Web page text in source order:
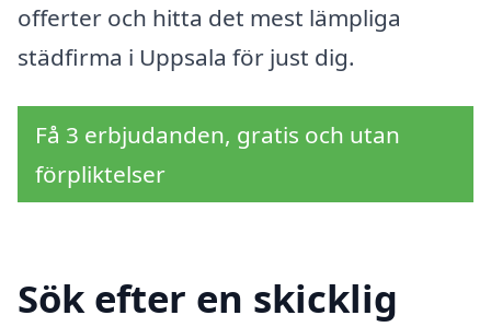
offerter och hitta det mest lämpliga
städfirma i Uppsala för just dig.
Få 3 erbjudanden, gratis och utan
förpliktelser
Sök efter en skicklig